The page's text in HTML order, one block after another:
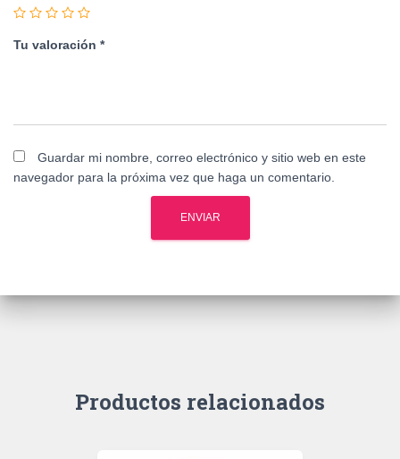
Tu valoración *
Guardar mi nombre, correo electrónico y sitio web en este
navegador para la próxima vez que haga un comentario.
Productos relacionados